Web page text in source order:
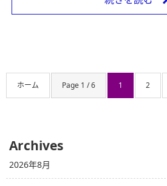
ホーム Page 1 / 6 1 2
Archives
2026年8月